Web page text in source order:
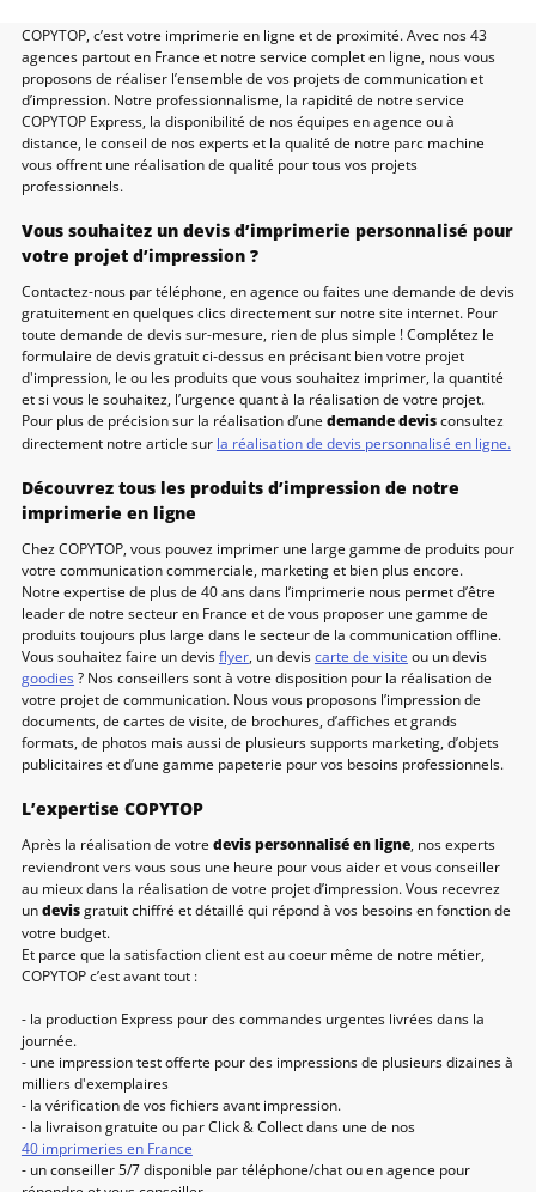
COPYTOP, c’est votre imprimerie en ligne et de proximité. Avec nos 43
agences partout en France et notre service complet en ligne, nous vous
proposons de réaliser l’ensemble de vos projets de communication et
d’impression. Notre professionnalisme, la rapidité de notre service
COPYTOP Express, la disponibilité de nos équipes en agence ou à
distance, le conseil de nos experts et la qualité de notre parc machine
vous offrent une réalisation de qualité pour tous vos projets
professionnels.
Vous souhaitez un devis d’imprimerie personnalisé pour
votre projet d’impression ?
Contactez-nous par téléphone, en agence ou faites une demande de devis
gratuitement en quelques clics directement sur notre site internet. Pour
toute demande de devis sur-mesure, rien de plus simple ! Complétez le
formulaire de devis gratuit ci-dessus en précisant bien votre projet
d'impression, le ou les produits que vous souhaitez imprimer, la quantité
et si vous le souhaitez, l’urgence quant à la réalisation de votre projet.
Pour plus de précision sur la réalisation d’une demande devisconsultez
directement notre article sur la réalisation de devis personnalisé en ligne.
Découvrez tous les produits d’impression de notre
imprimerie en ligne
Chez COPYTOP, vous pouvez imprimer une large gamme de produits pour
votre communication commerciale, marketing et bien plus encore.
Notre expertise de plus de 40 ans dans l’imprimerie nous permet d’être
leader de notre secteur en France et de vous proposer une gamme de
produits toujours plus large dans le secteur de la communication offline.
Vous souhaitez faire un devisflyer, un deviscarte de visite ou un devis
goodies? Nos conseillers sont à votre disposition pour la réalisation de
votre projet de communication. Nous vous proposons l’impression de
documents, de cartes de visite, de brochures, d’affiches et grands
formats, de photos mais aussi de plusieurs supports marketing, d’objets
publicitaires et d’une gamme papeterie pour vos besoins professionnels.
L’expertise COPYTOP
Après la réalisation de votre devis personnalisé en ligne, nos experts
reviendront vers vous sous une heure pour vous aider et vous conseiller
au mieux dans la réalisation de votre projet d’impression. Vous recevrez
undevisgratuit chiffré et détaillé qui répond à vos besoins en fonction de
votre budget.
Et parce que la satisfaction client est au coeur même de notre métier,
COPYTOP c’est avant tout :
- la production Express pour des commandes urgentes livrées dans la
journée.
- une impression test offerte pour des impressions de plusieurs dizaines à
milliers d'exemplaires
- la vérification de vos fichiers avant impression.
- la livraison gratuite ou par Click & Collect dans une de nos
40 imprimeries en France
- un conseiller 5/7 disponible par téléphone/chat ou en agence pour